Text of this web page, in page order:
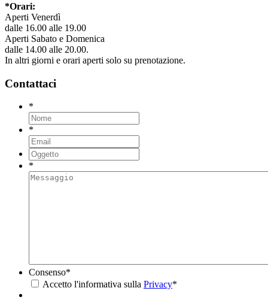
*Orari:
Aperti Venerdì
dalle 16.00 alle 19.00
Aperti Sabato e Domenica
dalle 14.00 alle 20.00.
In altri giorni e orari aperti solo su prenotazione.
Contattaci
*
*
*
Consenso*
Accetto l'informativa sulla Privacy*